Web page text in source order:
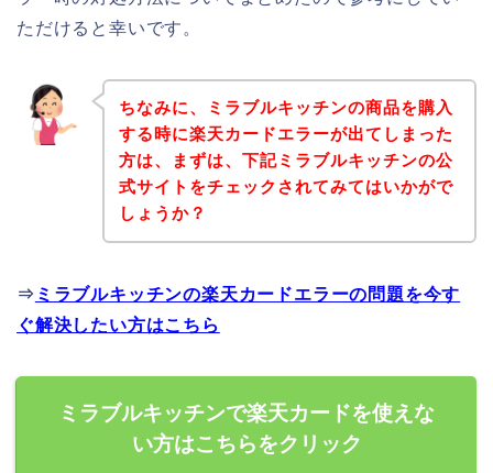
ただけると幸いです。
ちなみに、ミラブルキッチンの商品を購入
する時に楽天カードエラーが出てしまった
方は、まずは、下記ミラブルキッチンの公
式サイトをチェックされてみてはいかがで
しょうか？
⇒ ミラブルキッチンの楽天カードエラーの問題を今す
ぐ解決したい方はこちら
ミラブルキッチンで楽天カードを使えな
い方はこちらをクリック